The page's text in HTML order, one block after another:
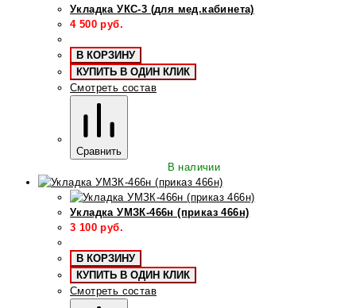
Укладка УКС-3 (для мед.кабинета)
4 500 руб.
В КОРЗИНУ
КУПИТЬ В ОДИН КЛИК
Смотреть состав
Сравнить
В наличии
Укладка УМЗК-466н (приказ 466н)
3 100 руб.
В КОРЗИНУ
КУПИТЬ В ОДИН КЛИК
Смотреть состав